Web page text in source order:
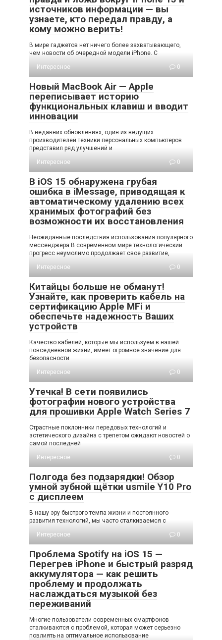
источников информации — вы
узнаете, кто передал правду, а
кому можно верить!
В мире гаджетов нет ничего более захватывающего,
чем новости об очередной модели iPhone. С
Интересное
0
Новый MacBook Air — Apple
переписывает историю
функциональных клавиш и вводит
инновации
В недавних обновлениях, один из ведущих
производителей техники персональных компьютеров
представил ряд улучшений и
Интересное
0
В iOS 15 обнаружена грубая
ошибка в iMessage, приводящая к
автоматическому удалению всех
хранимых фотографий без
возможности их восстановления
Неожиданные последствия использования популярного
мессенджера В современном мире технологический
прогресс неумолимо продолжает свое развитие,
Интересное
0
Китайцы больше не обманут!
Узнайте, как проверить кабель на
сертификацию Apple MFi и
обеспечьте надежность Ваших
устройств
Качество кабелей, которые мы используем в нашей
повседневной жизни, имеет огромное значение для
безопасности
Интересное
0
Утечка! В сети появились
фотографии нового устройства
для прошивки Apple Watch Series 7
Страстные поклонники передовых технологий и
эстетического дизайна с трепетом ожидают новостей о
самой последней
Интересное
0
Полгода без подзарядки! Обзор
умной зубной щётки usmile Y10 Pro
с дисплеем
В нашу эру быстрого темпа жизни и постоянного
развития технологий, мы часто сталкиваемся с
Интересное
0
Проблема Spotify на iOS 15 —
Перегрев iPhone и быстрый разряд
аккумулятора — как решить
проблему и продолжать
наслаждаться музыкой без
переживаний
Многие пользователи современных смартфонов
сталкиваются с проблемой, которая может серьезно
повлиять на оптимальное использование